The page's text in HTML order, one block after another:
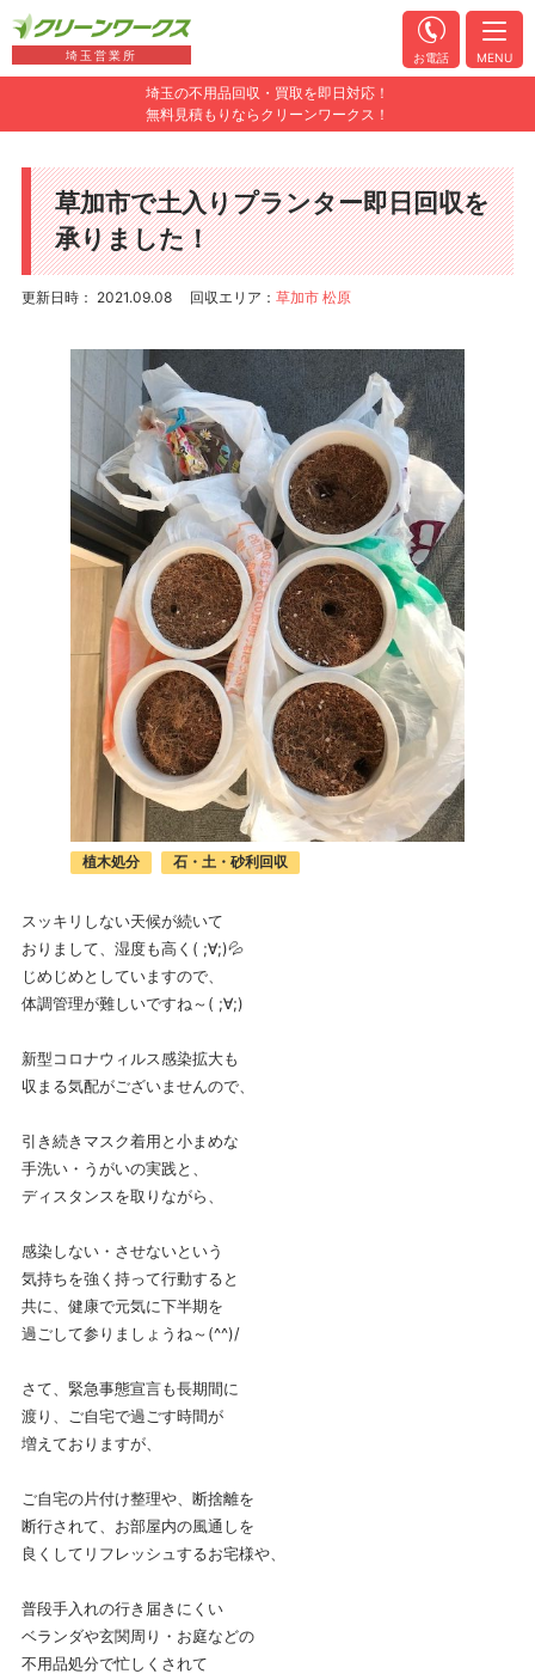
埼玉の不用品回収・買取を即日対応！
無料見積もりならクリーンワークス！
埼玉営業所 お電話 MENU
草加市で土入りプランター即日回収を
承りました！
更新日時： 2021.09.08 回収エリア： 草加市 松原
植木処分 石・土・砂利回収
スッキリしない天候が続いて
おりまして、湿度も高く( ;∀;)💦
じめじめとしていますので、
体調管理が難しいですね～( ;∀;)
新型コロナウィルス感染拡大も
収まる気配がございませんので、
引き続きマスク着用と小まめな
手洗い・うがいの実践と、
ディスタンスを取りながら、
感染しない・させないという
気持ちを強く持って行動すると
共に、健康で元気に下半期を
過ごして参りましょうね～(^^)/
さて、緊急事態宣言も長期間に
渡り、ご自宅で過ごす時間が
増えておりますが、
ご自宅の片付け整理や、断捨離を
断行されて、お部屋内の風通しを
良くしてリフレッシュするお宅様や、
普段手入れの行き届きにくい
ベランダや玄関周り・お庭などの
不用品処分で忙しくされて